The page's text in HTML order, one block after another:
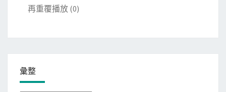
再重覆播放 (0)
彙整